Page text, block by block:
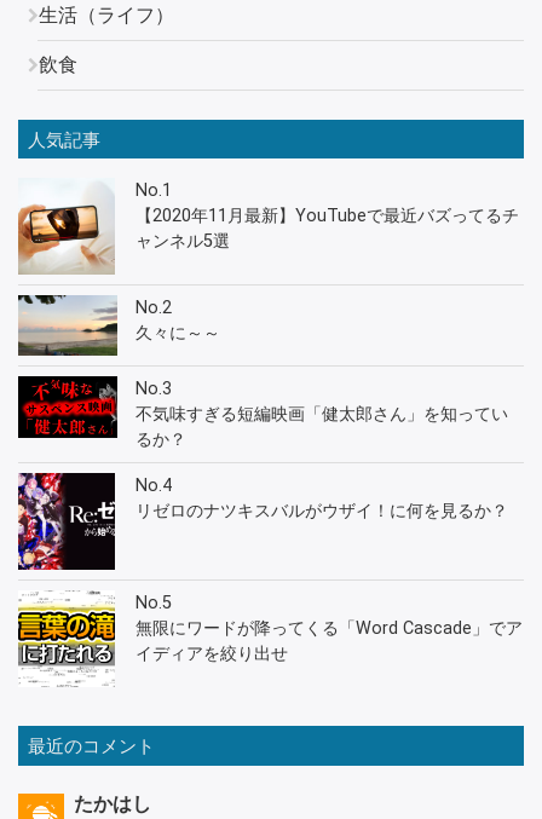
生活（ライフ）
飲食
人気記事
No.1
【2020年11月最新】YouTubeで最近バズってるチ
ャンネル5選
No.2
久々に～～
No.3
不気味すぎる短編映画「健太郎さん」を知ってい
るか？
No.4
リゼロのナツキスバルがウザイ！に何を見るか？
No.5
無限にワードが降ってくる「Word Cascade」でア
イディアを絞り出せ
最近のコメント
たかはし